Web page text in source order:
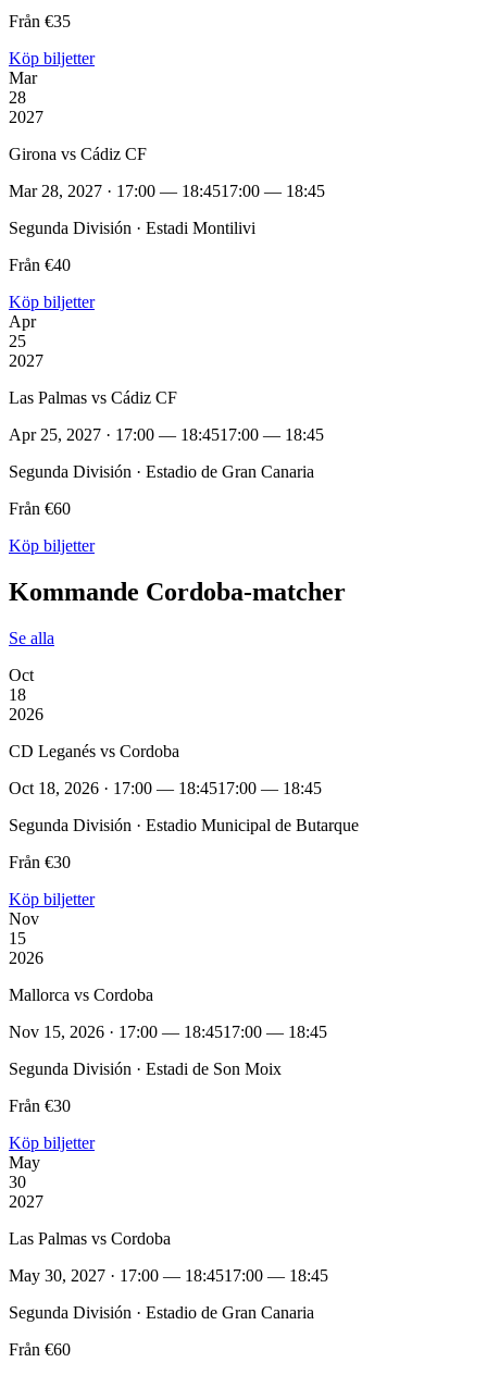
Från €35
Köp biljetter
Mar
28
2027
Girona vs Cádiz CF
Mar 28, 2027 · 17:00 — 18:4517:00 — 18:45
Segunda División · Estadi Montilivi
Från €40
Köp biljetter
Apr
25
2027
Las Palmas vs Cádiz CF
Apr 25, 2027 · 17:00 — 18:4517:00 — 18:45
Segunda División · Estadio de Gran Canaria
Från €60
Köp biljetter
Kommande Cordoba‑matcher
Se alla
Oct
18
2026
CD Leganés vs Cordoba
Oct 18, 2026 · 17:00 — 18:4517:00 — 18:45
Segunda División · Estadio Municipal de Butarque
Från €30
Köp biljetter
Nov
15
2026
Mallorca vs Cordoba
Nov 15, 2026 · 17:00 — 18:4517:00 — 18:45
Segunda División · Estadi de Son Moix
Från €30
Köp biljetter
May
30
2027
Las Palmas vs Cordoba
May 30, 2027 · 17:00 — 18:4517:00 — 18:45
Segunda División · Estadio de Gran Canaria
Från €60